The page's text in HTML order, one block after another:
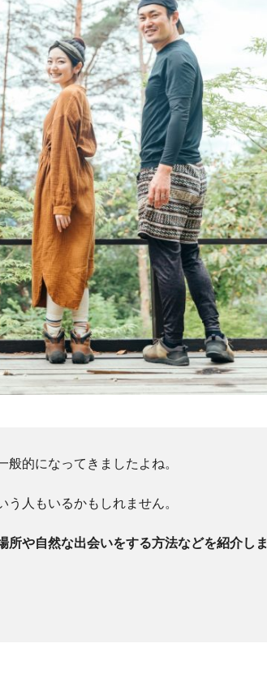
的になってきましたよね。
人もいるかもしれません。
所や自然な出会いをする方法などを紹介しま